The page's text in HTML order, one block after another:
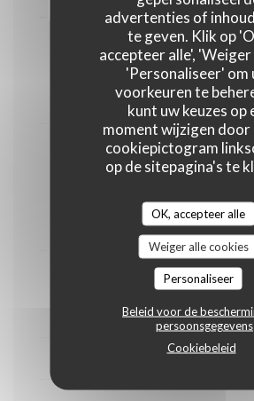
advertenties of
te geven. Klik op
accepteer alle',
'Personaliseer' om
voorkeuren te
kunt uw keuzes op
moment wijzigen door
cookiepictogram
op de sitepagina's te
OK, accepteer alle
Weiger alle cookies
Personaliseer
Beleid voor de
persoonsgegevens
Cookiebeleid
Foie gras maison, toasts de
condiment oignon
29,00 EUR
Huîtres Perle Blanche,
d’algue
16,00 EUR
4 Pièces
Croquettes de Ceccina et
12,00 EUR
ENTRÉES À LA